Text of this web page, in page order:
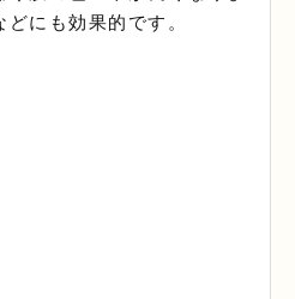
などにも効果的です。